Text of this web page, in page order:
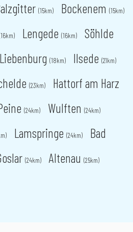
(15km) Bockenem (15km)
Lengede (16km) Söhlde
Liebenburg (18km) Ilsede (21km)
(23km) Hattorf am Harz
(24km) Wulften (24km)
Lamspringe (24km)
Bad
(24km) Altenau (25km)